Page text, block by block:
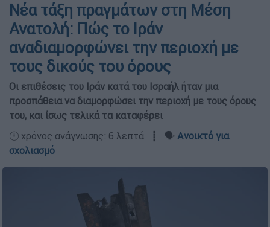
Νέα τάξη πραγμάτων στη Μέση
Ανατολή: Πώς το Ιράν
αναδιαμορφώνει την περιοχή με
τους δικούς του όρους
Οι επιθέσεις του Ιράν κατά του Ισραήλ ήταν μια
προσπάθεια να διαμορφώσει την περιοχή με τους όρους
του, και ίσως τελικά τα καταφέρει
🕛 χρόνος ανάγνωσης: 6 λεπτά ┋ 🗣️ Ανοικτό για
σχολιασμό